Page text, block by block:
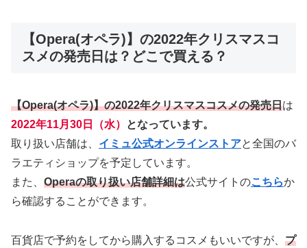
【Opera(オペラ)】の2022年クリスマスコ
スメの発売日は？どこで買える？
【Opera(オペラ)】の2022年クリスマスコスメの発売日は
2022年11月30日（水）
となっています。
取り扱い店舗は、 イミュ公式オンラインストアと全国のバ
ラエティショップを予定しています。
また、 Operaの取り扱い店舗詳細は公式サイトのこちらか
ら確認することができます。
百貨店で予約をしてから購入するコスメもいいですが、 プ